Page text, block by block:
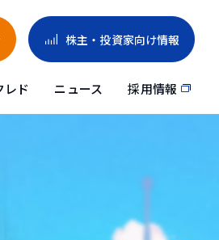
株主・投資家向け情報
レド ニュース 採用情報